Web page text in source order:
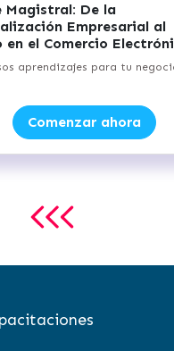
Magistral: De la
Empresarial al
en el Comercio
aprendizajes para tu
Comenzar ahora